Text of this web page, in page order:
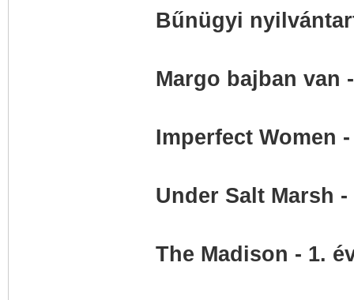
Bűnügyi
Margo bajban van
Imperfect Women
Under Salt Marsh
The Madison - 1.